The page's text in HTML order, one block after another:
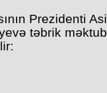
Prezidenti
təbrik